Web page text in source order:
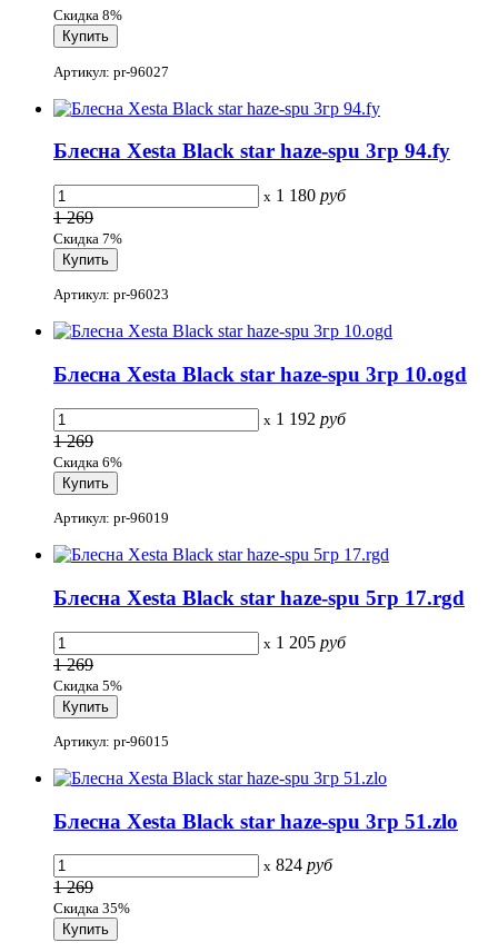
Скидка 8%
Артикул: pr-96027
Блесна Xesta Black star haze-spu 3гр 94.fy
x 1 180 руб
1 269
Скидка 7%
Артикул: pr-96023
Блесна Xesta Black star haze-spu 3гр 10.ogd
x 1 192 руб
1 269
Скидка 6%
Артикул: pr-96019
Блесна Xesta Black star haze-spu 5гр 17.rgd
x 1 205 руб
1 269
Скидка 5%
Артикул: pr-96015
Блесна Xesta Black star haze-spu 3гр 51.zlo
x 824 руб
1 269
Скидка 35%